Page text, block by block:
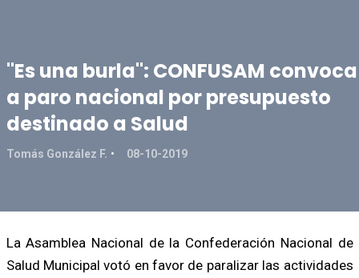
"Es una burla": CONFUSAM convoca
a paro nacional por presupuesto
destinado a Salud
Tomás González F. 08-10-2019
La Asamblea Nacional de la Confederación Nacional de
Salud Municipal votó en favor de paralizar las actividades